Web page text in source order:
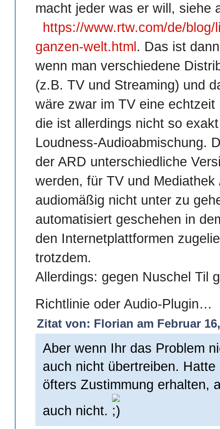
macht jeder was er will, siehe
https://www.rtw.com/de/
ganzen-welt.html . Das ist
wenn man verschiedene
(z.B. TV und Streaming) und
wäre zwar im TV eine
die ist allerdings nicht so
Loudness-Audioabmischung.
der ARD unterschiedliche
werden, für TV und
audiomäßig nicht unter zu
automatisiert geschehen in
den Internetplattformen
trotzdem.
Allerdings: gegen Nuschel Til
Richtlinie oder Audio-Plugin…
Zitat von: Florian am Februar
Aber wenn Ihr das Problem
auch nicht übertreiben.
öfters Zustimmung erhalten,
auch nicht.